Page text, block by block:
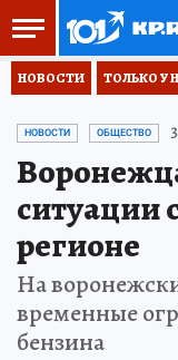
НОВОСТИ ТОЛЬКО У
НОВОСТИ ОБЩЕСТВО
ситуации
регионе
На
временные
бензина